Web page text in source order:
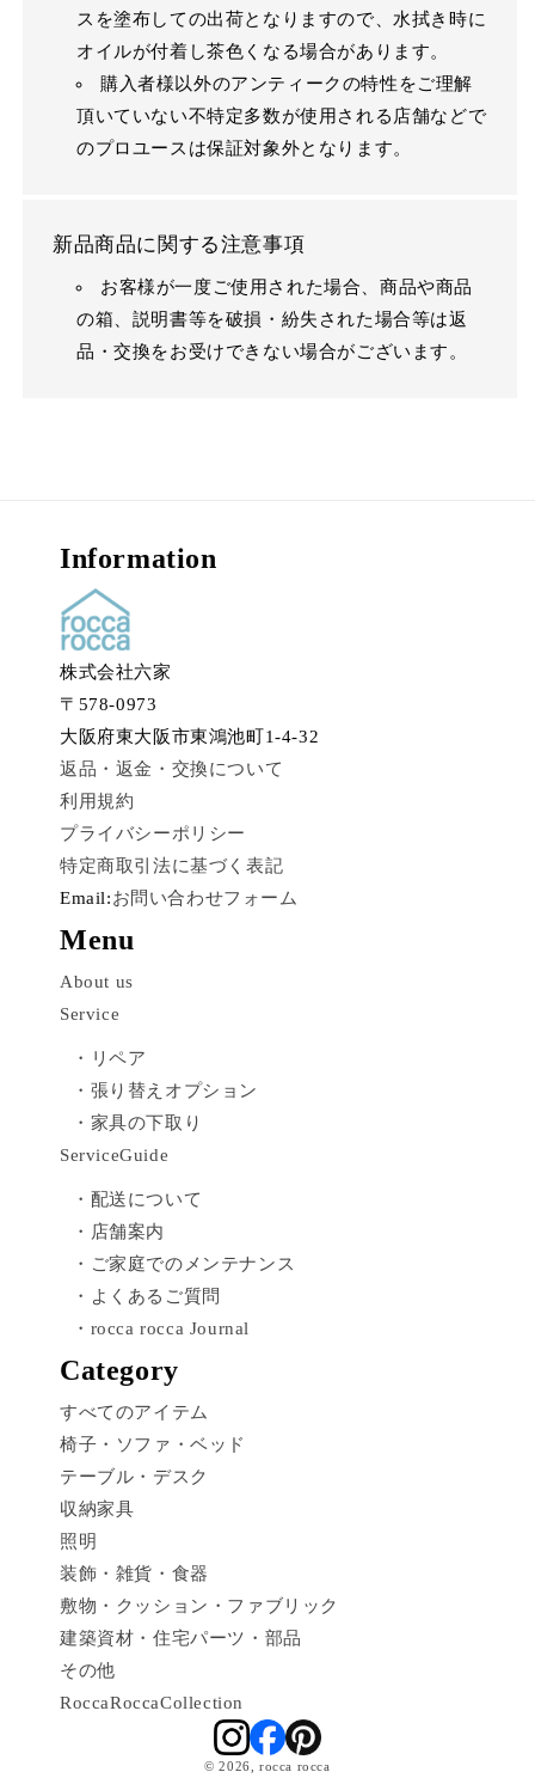
スを塗布しての出荷となりますので、水拭き時に
オイルが付着し茶色くなる場合があります。
購入者様以外のアンティークの特性をご理解
頂いていない不特定多数が使用される店舗などで
のプロユースは保証対象外となります。
新品商品に関する注意事項
お客様が一度ご使用された場合、商品や商品
の箱、説明書等を破損・紛失された場合等は返
品・交換をお受けできない場合がございます。
Information
株式会社六家
〒578-0973
大阪府東大阪市東鴻池町1-4-32
返品・返金・交換について
利用規約
プライバシーポリシー
特定商取引法に基づく表記
Email:お問い合わせフォーム
Menu
About us
Service
・リペア
・張り替えオプション
・家具の下取り
ServiceGuide
・配送について
・店舗案内
・ご家庭でのメンテナンス
・よくあるご質問
・rocca rocca Journal
Category
すべてのアイテム
椅子・ソファ・ベッド
テーブル・デスク
収納家具
照明
装飾・雑貨・食器
敷物・クッション・ファブリック
建築資材・住宅パーツ・部品
その他
RoccaRoccaCollection
© 2026,rocca rocca